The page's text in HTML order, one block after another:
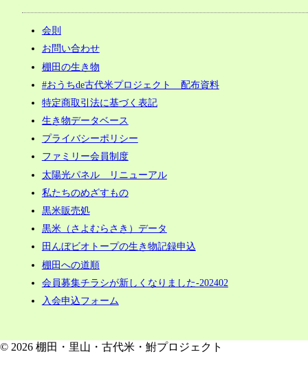
会則
お問い合わせ
棚田の生き物
#おうちde古代米プロジェクト 配布資料
特定商取引法に基づく表記
生き物データベース
プライバシーポリシー
ファミリー会員制度
太陽光パネル リニューアル
私たちのめざすもの
黒米販売処
黒米（さよむらさき）データ
田んぼビオトープの生き物記録申込
棚田への道順
会員募集チラシが新しくなりました-202402
入会申込フォーム
© 2026 棚田・里山・古代米・鮒プロジェクト